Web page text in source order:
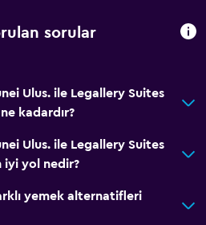
sorular
Ulus. ile Legallery Suites
kadardır?
Ulus. ile Legallery Suites
iyi yol nedir?
yemek alternatifleri